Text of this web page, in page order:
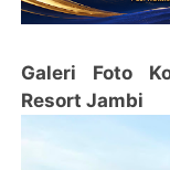
Galeri Foto
Resort Jambi